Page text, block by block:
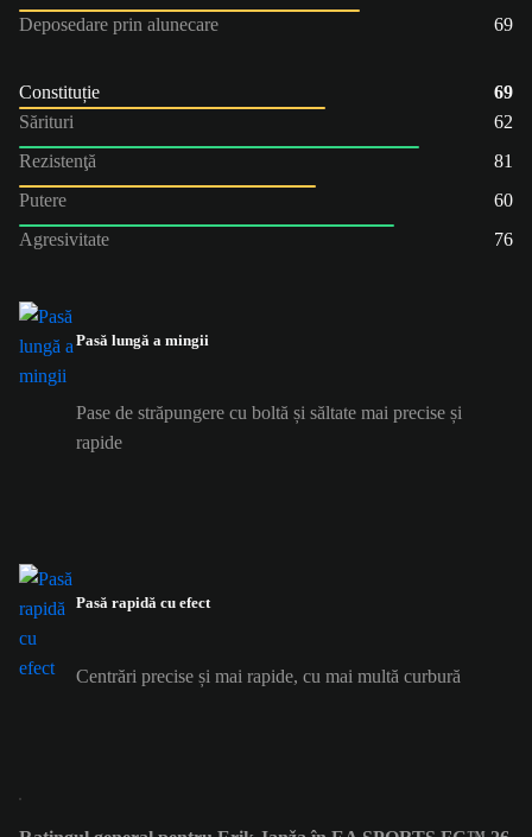
Deposedare prin alunecare
69
Constituție
69
Sărituri
62
Rezistenţă
81
Putere
60
Agresivitate
76
Pasă lungă a mingii
Pase de străpungere cu boltă și săltate mai precise și
rapide
Pasă rapidă cu efect
Centrări precise și mai rapide, cu mai multă curbură